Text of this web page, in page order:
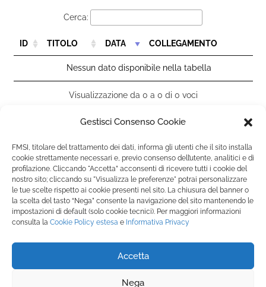
Gestisci Consenso Cookie
FMSI, titolare del trattamento dei dati, informa gli utenti che il sito installa
cookie strettamente necessari e, previo consenso dell’utente, analitici e di
profilazione. Cliccando "Accetta” acconsenti di ricevere tutti i cookie del
nostro sito; cliccando su "Visualizza le preferenze" potrai personalizzare
le tue scelte rispetto ai cookie presenti nel sito. La chiusura del banner o
la scelta del tasto “Nega” consente la navigazione del sito mantenendo le
impostazioni di default (solo cookie tecnici). Per maggiori informazioni
consulta la Cookie Policy estesa e Informativa Privacy
Accetta
Nega
Cerca:
ID TITOLO DATA COLLEGAMENTO
Nessun dato disponibile nella tabella
Visualizzazione da 0 a 0 di 0 voci
Fondazione Marista per la Solidarietà Internazionale ETS
P.le M. Champagnat, 2 00144 Roma, Italia
Tel.: +39 06 54 5171 | Fax: +39 06 54 517 500
SEGUICI SU: